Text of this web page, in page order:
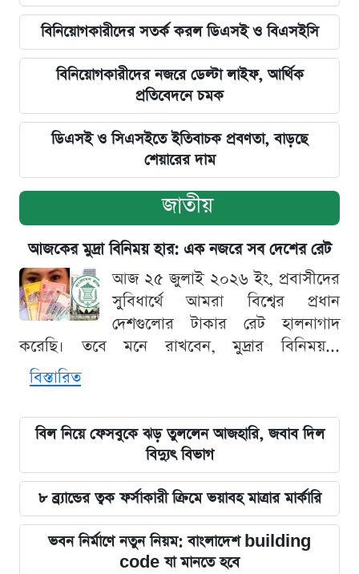
বিনিয়োগকারীদের সতর্ক করল ডিএসই ও বিএসইসি
বিনিয়োগকারীদের নজরে ডেল্টা লাইফ, আর্থিক
প্রতিবেদনে চমক
ডিএসই ও সিএসইতে ইতিবাচক প্রবণতা, বাড়ছে
শেয়ারের দাম
জাতীয়
আজকের মুদ্রা বিনিময় হার: এক নজরে সব দেশের রেট
আজ ২৫ জুলাই ২০২৬ ইং, প্রবাসীদের
সুবিধার্থে আমরা বিশ্বের প্রধান
দেশগুলোর টাকার রেট হালনাগাদ
করেছি। তবে মনে রাখবেন, মুদ্রার বিনিময়...
বিস্তারিত
বিল নিয়ে ফেসবুকে ঝড় তুললেন আজহারি, জবাব দিল
বিদ্যুৎ বিভাগ
৮ ব্র্যান্ডের ত্বক ফর্সাকারী ক্রিমে ভয়াবহ মাত্রার মার্কারি
ভবন নির্মাণে নতুন নিয়ম: বাংলাদেশ building
code যা মানতে হবে